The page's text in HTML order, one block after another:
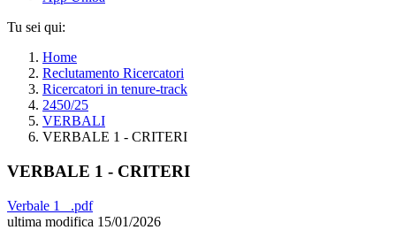
Tu sei qui:
Home
Reclutamento Ricercatori
Ricercatori in tenure-track
2450/25
VERBALI
VERBALE 1 - CRITERI
VERBALE 1 - CRITERI
Verbale 1 _.pdf
ultima modifica 15/01/2026